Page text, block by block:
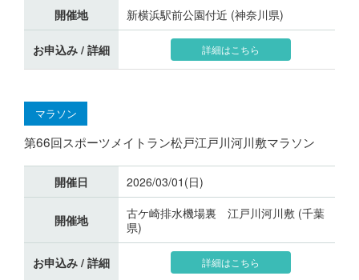
開催地
新横浜駅前公園付近 (神奈川県)
お申込み / 詳細 詳細はこちら
マラソン
第66回スポーツメイトラン松戸江戸川河川敷マラソン
開催日 2026/03/01(日)
開催地
古ケ崎排水機場裏 江戸川河川敷 (千葉
県)
お申込み / 詳細 詳細はこちら